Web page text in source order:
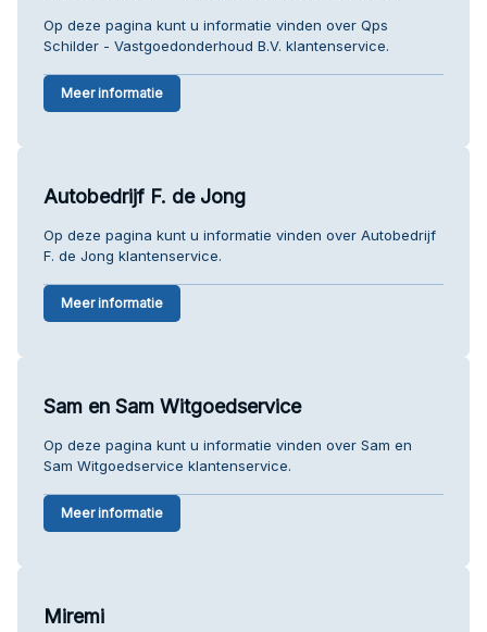
Op deze pagina kunt u informatie vinden over Qps
Schilder - Vastgoedonderhoud B.V. klantenservice.
Meer informatie
Autobedrijf F. de Jong
Op deze pagina kunt u informatie vinden over Autobedrijf
F. de Jong klantenservice.
Meer informatie
Sam en Sam Witgoedservice
Op deze pagina kunt u informatie vinden over Sam en
Sam Witgoedservice klantenservice.
Meer informatie
Miremi